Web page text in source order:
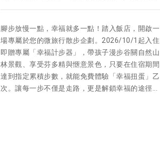
腳步放慢一點，幸福就多一點！踏入飯店，開啟一
場專屬於您的微旅行散步企劃。2026/10/1起入住
即贈專屬「幸福計步器」，帶孩子漫步谷關自然山
林景觀、享受芬多精與愜意景色，只要在住宿期間
達到指定累積步數，就能免費體驗「幸福扭蛋」乙
次。讓每一步不僅是走路，更是解鎖幸福的途徑...